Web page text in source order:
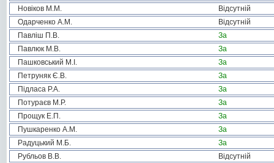
Новіков М.М.
Відсутній
Одарченко А.М.
Відсутній
Павліш П.В.
За
Павлюк М.В.
За
Пашковський М.І.
За
Петруняк Є.В.
За
Підласа Р.А.
За
Потураєв М.Р.
За
Прощук Е.П.
За
Пушкаренко А.М.
За
Радуцький М.Б.
За
Рубльов В.В.
Відсутній